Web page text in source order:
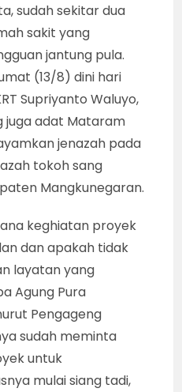
sudah sekitar dua
sakit yang
jantung pula.
(13/8) dini hari
Supriyanto Waluyo,
juga adat Mataram
jenazah pada
tokoh sang
Mangkunegaran.
keghiatan proyek
dan apakah tidak
layatan yang
Agung Pura
Pengageng
sudah meminta
untuk
mulai siang tadi,